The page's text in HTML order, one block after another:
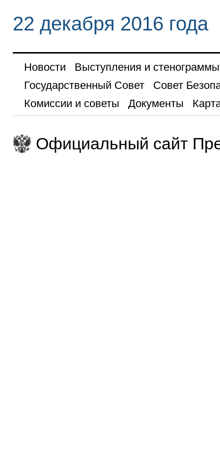
22 декабря 2016 года
Новости
Выступления и стенограммы
Государственный Совет
Совет
Комиссии и советы
Документы
Официальный сайт